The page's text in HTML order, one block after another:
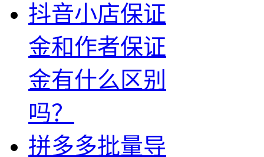
抖音小店保证
金和作者保证
金有什么区别
吗？
拼多多批量导